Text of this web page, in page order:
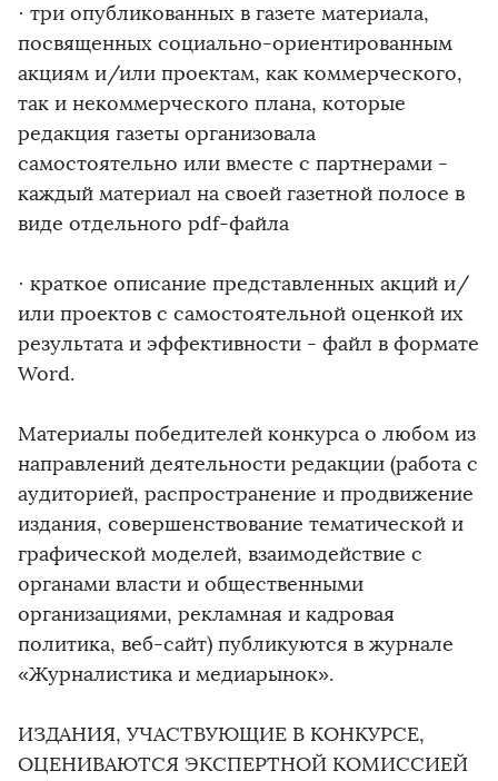
· три опубликованных в газете материала,
посвященных социально-ориентированным
акциям и/или проектам, как коммерческого,
так и некоммерческого плана, которые
редакция газеты организовала
самостоятельно или вместе с партнерами -
каждый материал на своей газетной полосе в
виде отдельного pdf-файла
· краткое описание представленных акций и/
или проектов с самостоятельной оценкой их
результата и эффективности - файл в формате
Word.
Материалы победителей конкурса о любом из
направлений деятельности редакции (работа с
аудиторией, распространение и продвижение
издания, совершенствование тематической и
графической моделей, взаимодействие с
органами власти и общественными
организациями, рекламная и кадровая
политика, веб-сайт) публикуются в журнале
«Журналистика и медиарынок».
ИЗДАНИЯ, УЧАСТВУЮЩИЕ В КОНКУРСЕ,
ОЦЕНИВАЮТСЯ ЭКСПЕРТНОЙ КОМИССИЕЙ